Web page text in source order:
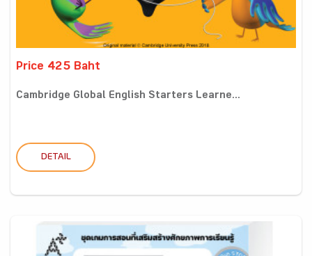
Price 425 Baht
Cambridge Global English Starters Learne...
DETAIL